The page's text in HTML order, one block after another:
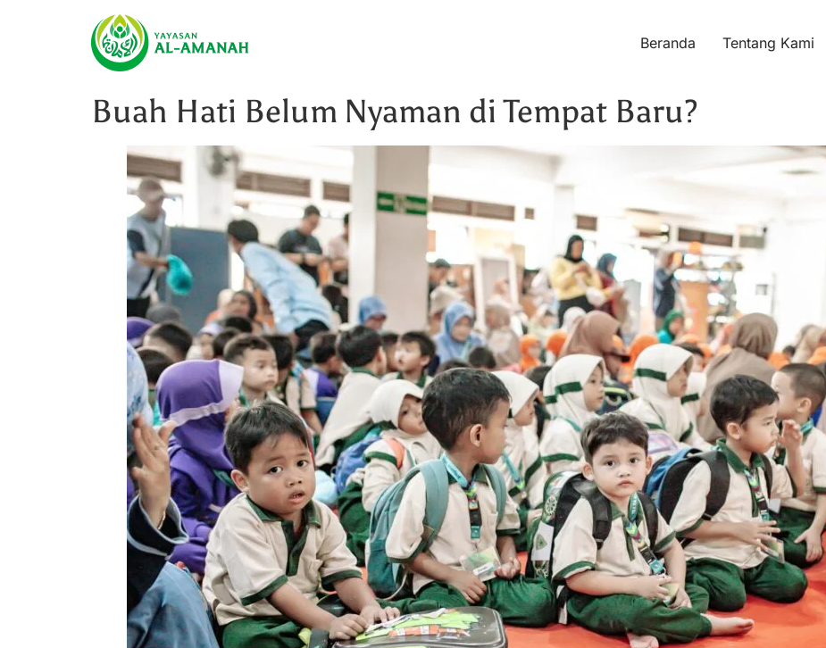
Beranda Tentang Kami
Buah Hati Belum Nyaman di Tempat Baru?